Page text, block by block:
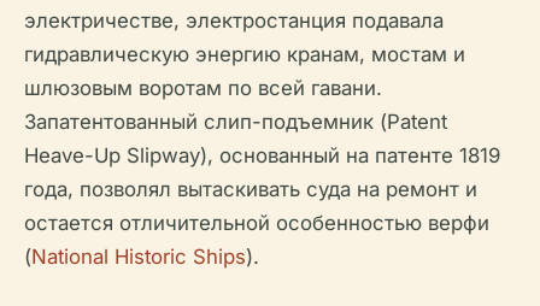
электричестве, электростанция подавала
гидравлическую энергию кранам, мостам и
шлюзовым воротам по всей гавани.
Запатентованный слип-подъемник (Patent
Heave-Up Slipway), основанный на патенте 1819
года, позволял вытаскивать суда на ремонт и
остается отличительной особенностью верфи
(National Historic Ships).